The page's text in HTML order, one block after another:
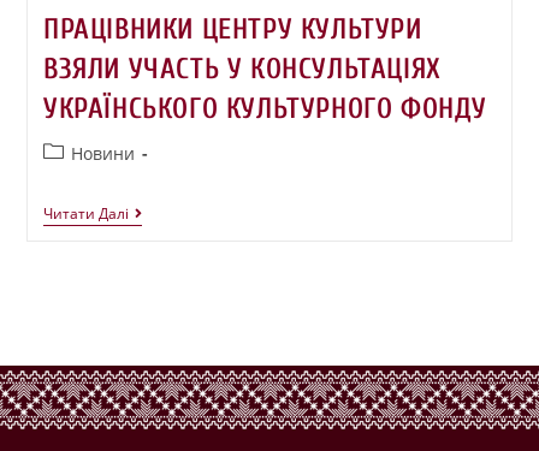
ПРАЦІВНИКИ ЦЕНТРУ КУЛЬТУРИ
ВЗЯЛИ УЧАСТЬ У КОНСУЛЬТАЦІЯХ
УКРАЇНСЬКОГО КУЛЬТУРНОГО ФОНДУ
Новини
Читати Далі